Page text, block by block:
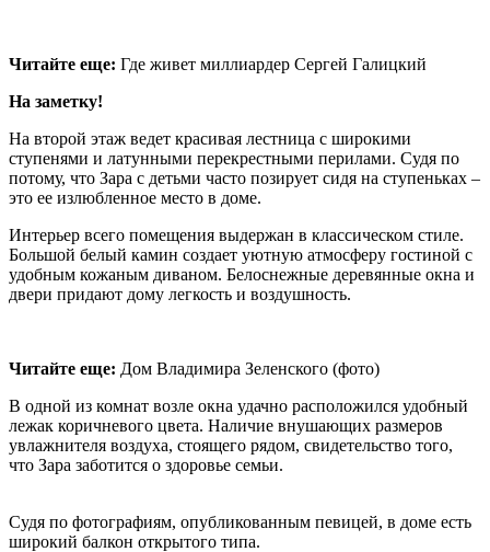
Читайте еще: Где живет миллиардер Сергей Галицкий
На заметку!
На второй этаж ведет красивая лестница с широкими
ступенями и латунными перекрестными перилами. Судя по
потому, что Зара с детьми часто позирует сидя на ступеньках –
это ее излюбленное место в доме.
Интерьер всего помещения выдержан в классическом стиле.
Большой белый камин создает уютную атмосферу гостиной с
удобным кожаным диваном. Белоснежные деревянные окна и
двери придают дому легкость и воздушность.
Читайте еще: Дом Владимира Зеленского (фото)
В одной из комнат возле окна удачно расположился удобный
лежак коричневого цвета. Наличие внушающих размеров
увлажнителя воздуха, стоящего рядом, свидетельство того,
что Зара заботится о здоровье семьи.
Судя по фотографиям, опубликованным певицей, в доме есть
широкий балкон открытого типа.